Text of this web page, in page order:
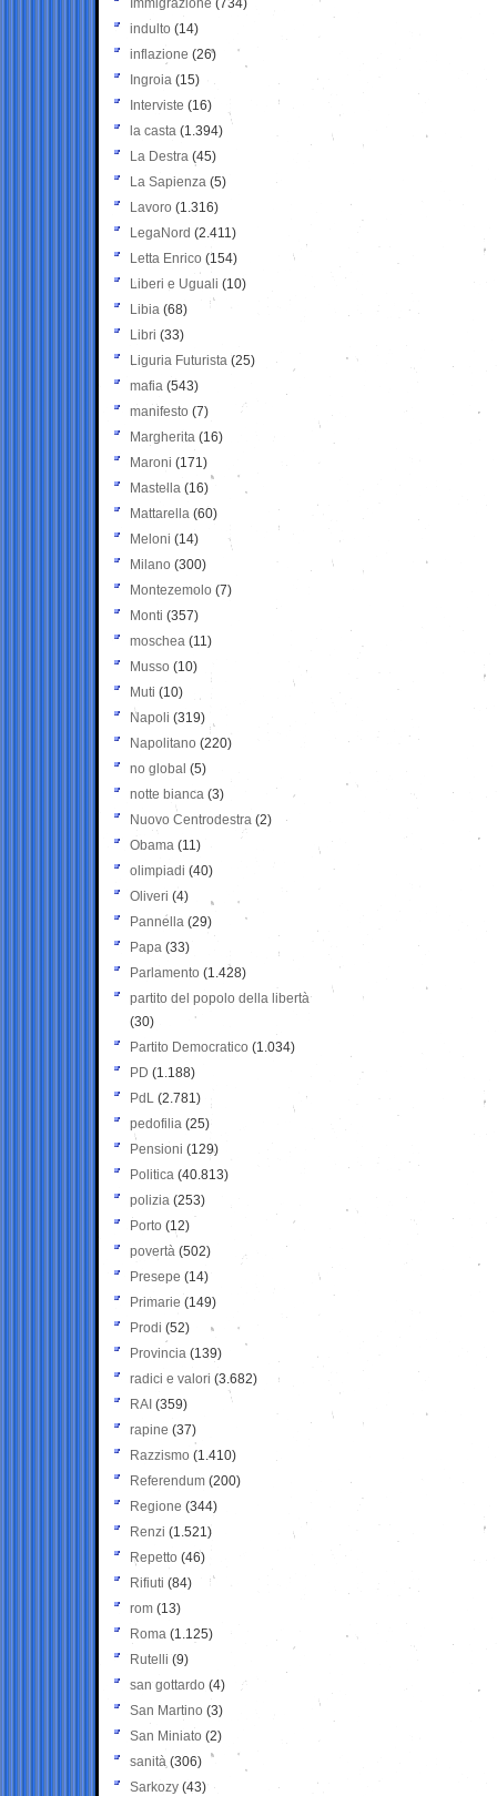
Immigrazione (734)
indulto (14)
inflazione (26)
Ingroia (15)
Interviste (16)
la casta (1.394)
La Destra (45)
La Sapienza (5)
Lavoro (1.316)
LegaNord (2.411)
Letta Enrico (154)
Liberi e Uguali (10)
Libia (68)
Libri (33)
Liguria Futurista (25)
mafia (543)
manifesto (7)
Margherita (16)
Maroni (171)
Mastella (16)
Mattarella (60)
Meloni (14)
Milano (300)
Montezemolo (7)
Monti (357)
moschea (11)
Musso (10)
Muti (10)
Napoli (319)
Napolitano (220)
no global (5)
notte bianca (3)
Nuovo Centrodestra (2)
Obama (11)
olimpiadi (40)
Oliveri (4)
Pannella (29)
Papa (33)
Parlamento (1.428)
partito del popolo della libertà
(30)
Partito Democratico (1.034)
PD (1.188)
PdL (2.781)
pedofilia (25)
Pensioni (129)
Politica (40.813)
polizia (253)
Porto (12)
povertà (502)
Presepe (14)
Primarie (149)
Prodi (52)
Provincia (139)
radici e valori (3.682)
RAI (359)
rapine (37)
Razzismo (1.410)
Referendum (200)
Regione (344)
Renzi (1.521)
Repetto (46)
Rifiuti (84)
rom (13)
Roma (1.125)
Rutelli (9)
san gottardo (4)
San Martino (3)
San Miniato (2)
sanità (306)
Sarkozy (43)